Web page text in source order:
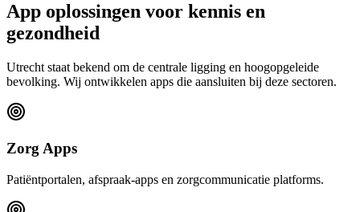
App oplossingen voor kennis en
gezondheid
Utrecht staat bekend om de centrale ligging en hoogopgeleide
bevolking. Wij ontwikkelen apps die aansluiten bij deze sectoren.
Zorg Apps
Patiëntportalen, afspraak-apps en zorgcommunicatie platforms.